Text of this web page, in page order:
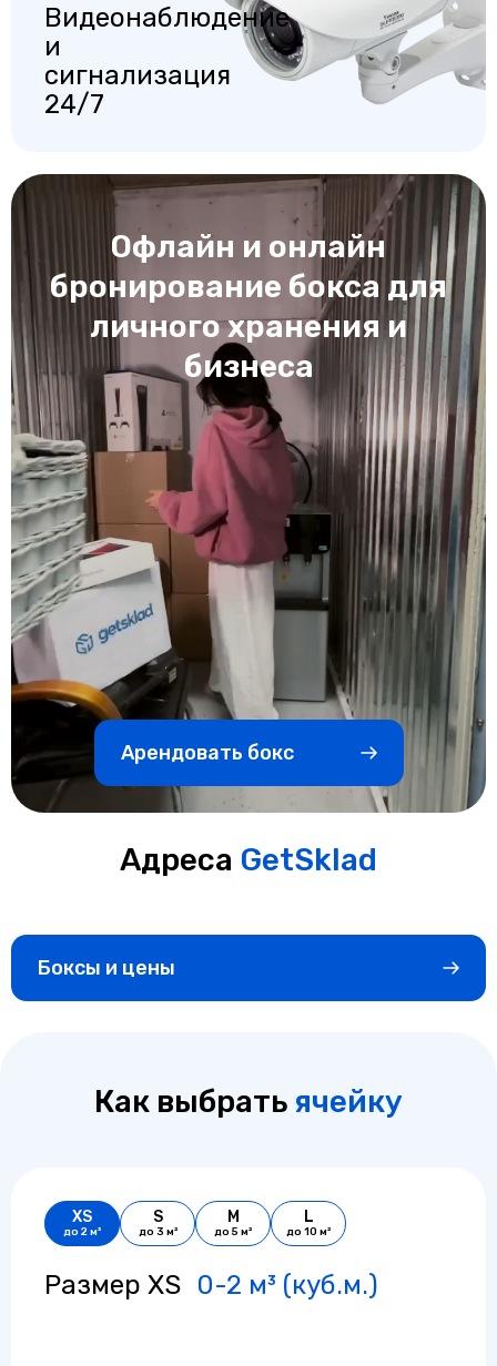
Видеонаблюдение
и
сигнализация
24/7
Офлайн и онлайн
бронирование бокса для
личного хранения и
бизнеса
Арендовать бокс
Адреса GetSklad
Боксы и цены
Как выбрать ячейку
XS
до 2 м³
S
до 3 м²
M
до 5 м²
L
до 10 м²
Размер XS 0-2 м³ (куб.м.)